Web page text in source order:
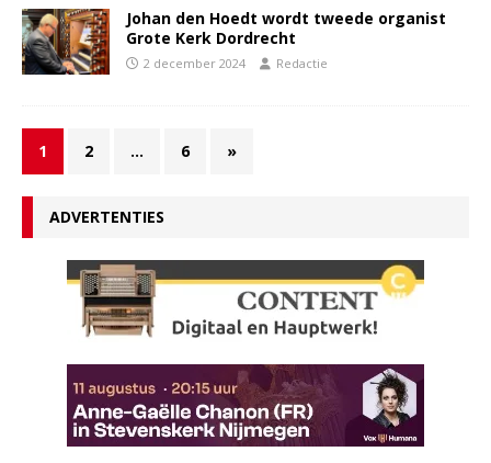
Johan den Hoedt wordt tweede organist
Grote Kerk Dordrecht
2 december 2024 Redactie
1 2 … 6 »
ADVERTENTIES